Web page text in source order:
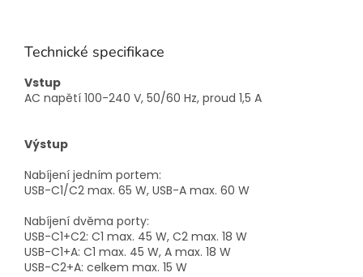
Technické specifikace
Vstup
AC napětí 100-240 V, 50/60 Hz, proud 1,5 A
Výstup
Nabíjení jedním portem:
USB-C1/C2 max. 65 W, USB-A max. 60 W
Nabíjení dvěma porty:
USB-C1+C2: C1 max. 45 W, C2 max. 18 W
USB-C1+A: C1 max. 45 W, A max. 18 W
USB-C2+A: celkem max. 15 W